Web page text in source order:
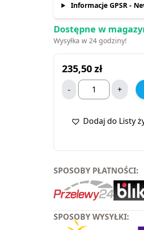
Informacje GPSR -
Dostępne w
Wysyłka w 24 godziny!
235,50zł
- +
Dodaj do Listy
SPOSOBY PŁATNOŚCI:
SPOSOBY WYSYŁKI: